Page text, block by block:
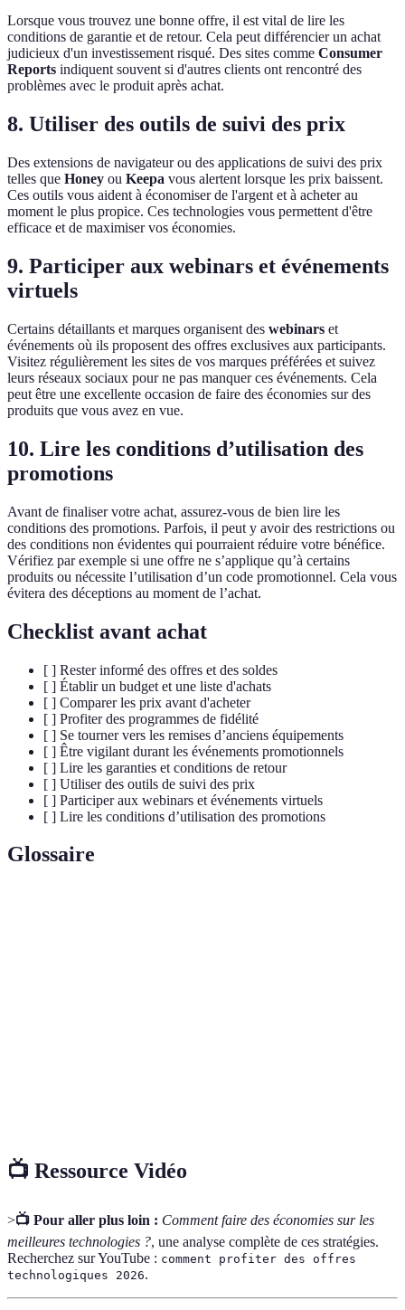
Lorsque vous trouvez une bonne offre, il est vital de lire les
conditions de garantie et de retour. Cela peut différencier un achat
judicieux d'un investissement risqué. Des sites comme Consumer
Reports indiquent souvent si d'autres clients ont rencontré des
problèmes avec le produit après achat.
8. Utiliser des outils de suivi des prix
Des extensions de navigateur ou des applications de suivi des prix
telles que Honey ou Keepa vous alertent lorsque les prix baissent.
Ces outils vous aident à économiser de l'argent et à acheter au
moment le plus propice. Ces technologies vous permettent d'être
efficace et de maximiser vos économies.
9. Participer aux webinars et événements
virtuels
Certains détaillants et marques organisent des webinars et
événements où ils proposent des offres exclusives aux participants.
Visitez régulièrement les sites de vos marques préférées et suivez
leurs réseaux sociaux pour ne pas manquer ces événements. Cela
peut être une excellente occasion de faire des économies sur des
produits que vous avez en vue.
10. Lire les conditions d’utilisation des
promotions
Avant de finaliser votre achat, assurez-vous de bien lire les
conditions des promotions. Parfois, il peut y avoir des restrictions ou
des conditions non évidentes qui pourraient réduire votre bénéfice.
Vérifiez par exemple si une offre ne s’applique qu’à certains
produits ou nécessite l’utilisation d’un code promotionnel. Cela vous
évitera des déceptions au moment de l’achat.
Checklist avant achat
[ ] Rester informé des offres et des soldes
[ ] Établir un budget et une liste d'achats
[ ] Comparer les prix avant d'acheter
[ ] Profiter des programmes de fidélité
[ ] Se tourner vers les remises d’anciens équipements
[ ] Être vigilant durant les événements promotionnels
[ ] Lire les garanties et conditions de retour
[ ] Utiliser des outils de suivi des prix
[ ] Participer aux webinars et événements virtuels
[ ] Lire les conditions d’utilisation des promotions
Glossaire
📺 Ressource Vidéo
>📺 Pour aller plus loin : Comment faire des économies sur les
meilleures technologies ?, une analyse complète de ces stratégies.
Recherchez sur YouTube : comment profiter des offres
technologiques 2026.